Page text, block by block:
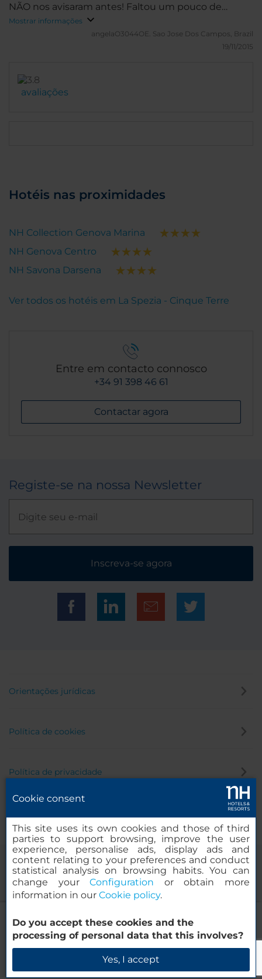
NH La Spezia
Verificar disponibilidade
NÃO nos avisaram antes! Faltou um pouco de
respeito ao hóspede estrangeiro.
Mostrar informações
angelaO3044OE. Sao Jose Dos Campos, Brazil
19/11/2015
avaliações
Hotéis nas proximidades
NH Collection Genova Marina
NH Genova Centro
NH Savona Darsena
Ver todos os hotéis em La Spezia - Cinque Terre
Entre em contacto connosco
+34 91 398 46 61
Contactar agora
Registe-se na nossa Newsletter
Inscreva-se agora
Orientações jurídicas
Política de cookies
Política de privacidade
© 2000-2026 MINOR HOTELS EUROPE & AMERICAS Santa Engracia
120. 28003 Madrid, Espanha
Cookie consent
This site uses its own cookies and those of third
parties to support browsing, improve the user
experience, personalise ads, display ads and
content relating to your preferences and conduct
statistical analysis on browsing habits. You can
change yourConfiguration or obtain more
information in our Cookie policy.
Do you accept these cookies and the
processing of personal data that this involves?
Yes, I accept